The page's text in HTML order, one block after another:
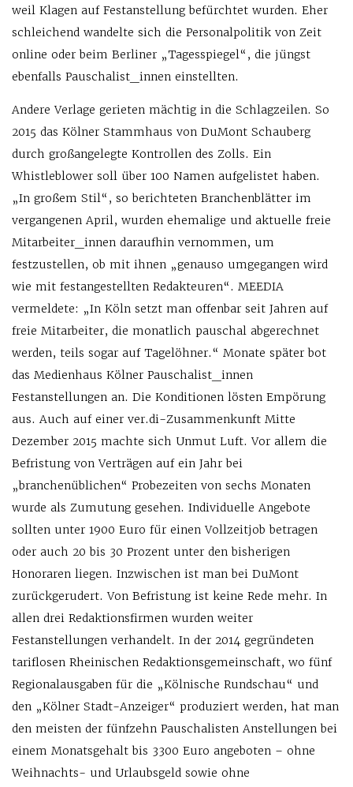
weil Klagen auf Festanstellung befürchtet wurden. Eher
schleichend wandelte sich die Personalpolitik von Zeit
online oder beim Berliner „Tagesspiegel“, die jüngst
ebenfalls Pauschalist_innen einstellten.
Andere Verlage gerieten mächtig in die Schlagzeilen. So
2015 das Kölner Stammhaus von DuMont Schauberg
durch großangelegte Kontrollen des Zolls. Ein
Whistleblower soll über 100 Namen aufgelistet haben.
„In großem Stil“, so berichteten Branchenblätter im
vergangenen April, wurden ehemalige und aktuelle freie
Mitarbeiter_innen daraufhin vernommen, um
festzustellen, ob mit ihnen „genauso umgegangen wird
wie mit festangestellten Redakteuren“. MEEDIA
vermeldete: „In Köln setzt man offenbar seit Jahren auf
freie Mitarbeiter, die monatlich pauschal abgerechnet
werden, teils sogar auf Tagelöhner.“ Monate später bot
das Medienhaus Kölner Pauschalist_innen
Festanstellungen an. Die Konditionen lösten Empörung
aus. Auch auf einer ver.di-Zusammenkunft Mitte
Dezember 2015 machte sich Unmut Luft. Vor allem die
Befristung von Verträgen auf ein Jahr bei
„branchenüblichen“ Probezeiten von sechs Monaten
wurde als Zumutung gesehen. Individuelle Angebote
sollten unter 1900 Euro für einen Vollzeitjob betragen
oder auch 20 bis 30 Prozent unter den bisherigen
Honoraren liegen. Inzwischen ist man bei DuMont
zurückgerudert. Von Befristung ist keine Rede mehr. In
allen drei Redaktionsfirmen wurden weiter
Festanstellungen verhandelt. In der 2014 gegründeten
tariflosen Rheinischen Redaktionsgemeinschaft, wo fünf
Regionalausgaben für die „Kölnische Rundschau“ und
den „Kölner Stadt-Anzeiger“ produziert werden, hat man
den meisten der fünfzehn Pauschalisten Anstellungen bei
einem Monatsgehalt bis 3300 Euro angeboten – ohne
Weihnachts- und Urlaubsgeld sowie ohne